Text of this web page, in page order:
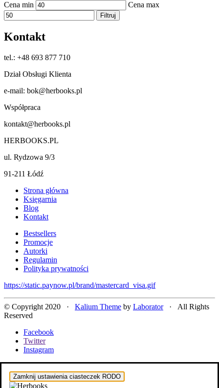
Cena min Cena max
Filtruj
Kontakt
tel.: +48 693 877 710
Dział Obsługi Klienta
e-mail: bok@herbooks.pl
Współpraca
kontakt@herbooks.pl
HERBOOKS.PL
ul. Rydzowa 9/3
91-211 Łódź
Strona główna
Księgarnia
Blog
Kontakt
Bestsellers
Promocje
Autorki
Regulamin
Polityka prywatności
https://static.paynow.pl/brand/mastercard_visa.gif
© Copyright 2020 · Kalium Theme by Laborator· All Rights
Reserved
Facebook
Twitter
Instagram
Zamknij ustawienia ciasteczek RODO